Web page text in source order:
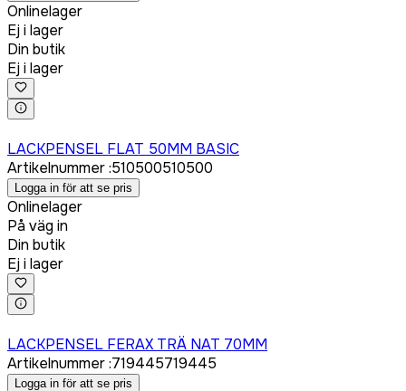
Onlinelager
Ej i lager
Din butik
Ej i lager
LACKPENSEL FLAT 50MM BASIC
Artikelnummer:510500510500
Logga in för att se pris
Onlinelager
På väg in
Din butik
Ej i lager
LACKPENSEL FERAX TRÄ NAT 70MM
Artikelnummer:719445719445
Logga in för att se pris